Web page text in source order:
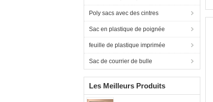
Poly sacs avec des cintres
Sac en plastique de poignée
feuille de plastique imprimée
Sac de courrier de bulle
Les Meilleurs Produits